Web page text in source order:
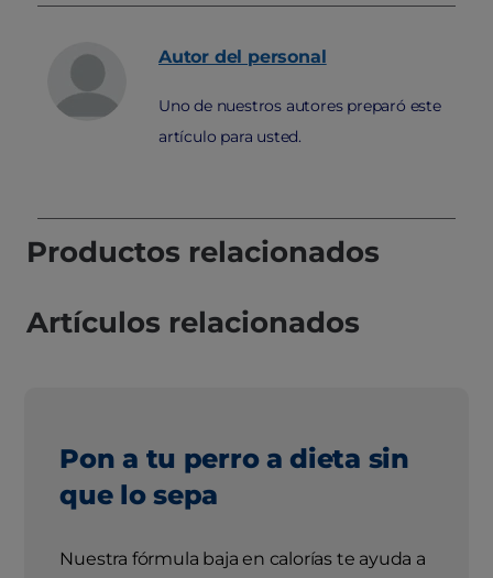
Autor del personal
Uno de nuestros autores preparó este
artículo para usted.
Productos relacionados
Artículos relacionados
Pon a tu perro a dieta sin
que lo sepa
Nuestra fórmula baja en calorías te ayuda a